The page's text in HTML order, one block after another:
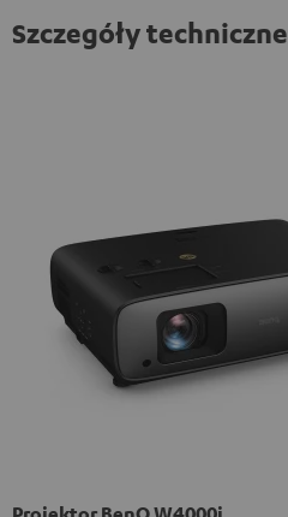
Szczegóły techniczne